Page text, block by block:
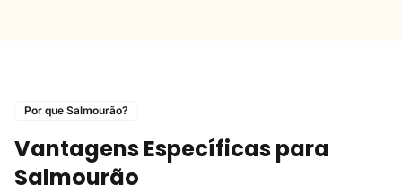
Por que Salmourão?
Vantagens Específicas para
Salmourão